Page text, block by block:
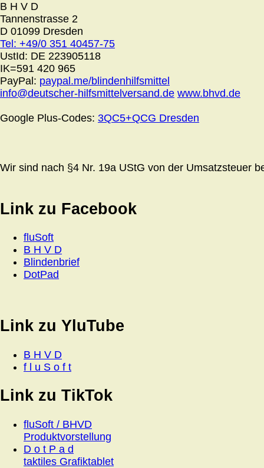
B H V D
Tannenstrasse 2
D 01099 Dresden
Tel: +49/0 351 40457-75
UstId: DE 223905118
IK=591 420 965
PayPal: paypal.me/blindenhilfsmittel
info@deutscher-hilfsmittelversand.de www.bhvd.de
Google Plus-Codes: 3QC5+QCG Dresden
Wir sind nach §4 Nr. 19a UStG von der Umsatzsteuer
Link zu Facebook
fluSoft
B H V D
Blindenbrief
DotPad
Link zu YluTube
B H V D
f l u S o f t
Link zu TikTok
fluSoft / BHVD
Produktvorstellung
D o t P a d
taktiles Grafiktablet